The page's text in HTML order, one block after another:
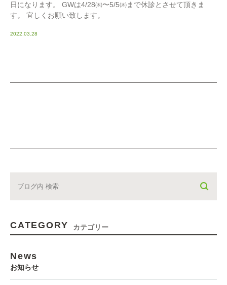
日になります。 GWは4/28㈭〜5/5㈭まで休診とさせて頂きま
す。 宜しくお願い致します。
2022.03.28
CATEGORY カテゴリー
News
お知らせ